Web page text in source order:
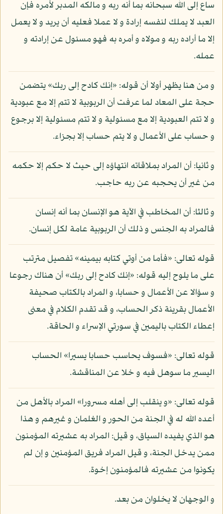
ساع إلى الله سبحانه بما أنه ربه و مالكه المدبر لأمره فإن
العبد لا يملك لنفسه إرادة و لا عملا فعليه أن يريد و لا يعمل
إلا ما أراده ربه و مولاه و أمره به فهو مسئول عن إرادته و
عمله.
و من هنا يظهر أولا أن قوله: «إنك كادح إلى ربك» يتضمن
حجة على المعاد لما عرفت أن الربوبية لا تتم إلا مع عبودية
و لا تتم العبودية إلا مع مسئولية و لا تتم مسئولية إلا برجوع
و حساب على الأعمال و لا يتم حساب إلا بجزاء.
و ثانيا: أن المراد بملاقاته انتهاؤه إلى حيث لا حكم إلا حكمه
من غير أن يحجبه عن ربه حاجب.
و ثالثا: أن المخاطب في الآية هو الإنسان بما أنه إنسان
فالمراد به الجنس و ذلك أن الربوبية عامة لكل إنسان.
قوله تعالى: «فأما من أوتي كتابه بيمينه» تفصيل مترتب
على ما يلوح إليه قوله: «إنك كادح إلى ربك» أن هناك رجوعا
و سؤالا عن الأعمال و حسابا، و المراد بالكتاب صحيفة
الأعمال بقرينة ذكر الحساب، و قد تقدم الكلام في معنى
إعطاء الكتاب باليمين في سورتي الإسراء و الحاقة.
قوله تعالى: «فسوف يحاسب حسابا يسيرا» الحساب
اليسير ما سوهل فيه و خلا عن المناقشة.
قوله تعالى: «و ينقلب إلى أهله مسرورا» المراد بالأهل من
أعده الله له في الجنة من الحور و الغلمان و غيرهم و هذا
هو الذي يفيده السياق، و قيل: المراد به عشيرته المؤمنون
ممن يدخل الجنة، و قيل المراد فريق المؤمنين و إن لم
يكونوا من عشيرته فالمؤمنون إخوة.
و الوجهان لا يخلوان من بعد.